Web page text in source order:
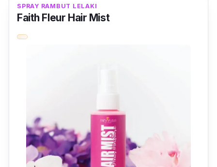
Paling penting, hair mist Jo Malone bebas dari
sulfate yang menyebabkan kulit dan rambut
SPRAY RAMBUT LELAKI
Faith Fleur Hair Mist